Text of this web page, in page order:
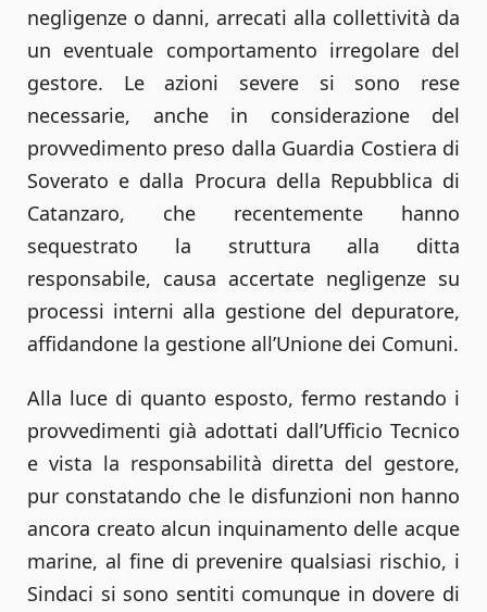
negligenze o danni, arrecati alla collettività da
un eventuale comportamento irregolare del
gestore. Le azioni severe si sono rese
necessarie, anche in considerazione del
provvedimento preso dalla Guardia Costiera di
Soverato e dalla Procura della Repubblica di
Catanzaro, che recentemente hanno
sequestrato la struttura alla ditta
responsabile, causa accertate negligenze su
processi interni alla gestione del depuratore,
affidandone la gestione all’Unione dei Comuni.
Alla luce di quanto esposto, fermo restando i
provvedimenti già adottati dall’Ufficio Tecnico
e vista la responsabilità diretta del gestore,
pur constatando che le disfunzioni non hanno
ancora creato alcun inquinamento delle acque
marine, al fine di prevenire qualsiasi rischio, i
Sindaci si sono sentiti comunque in dovere di